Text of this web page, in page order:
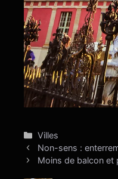
Catégories
Villes
Non-sens :
Moins de balcon et